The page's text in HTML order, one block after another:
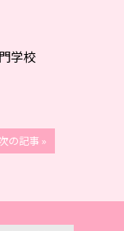
学校
の記事 »